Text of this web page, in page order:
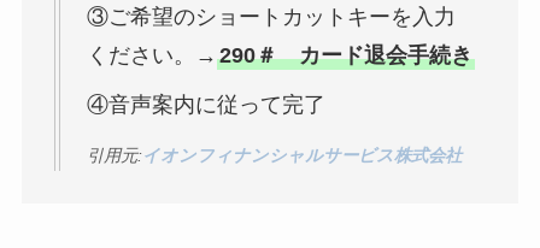
い時の裏ワザ
解約できない？バロ
ニーを電話から解約
③ご希望のショートカットキーを入力
ください。→ 290＃ カード退会手続き
④音声案内に従って完了
引用元:イオンフィナンシャルサービス株式会社